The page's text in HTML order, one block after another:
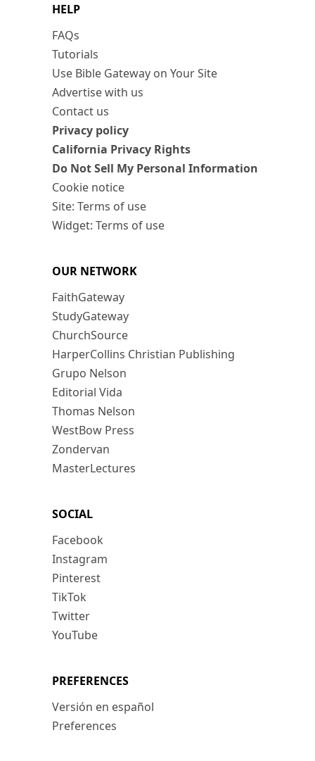
HELP
FAQs
Tutorials
Use Bible Gateway on Your Site
Advertise with us
Contact us
Privacy policy
California Privacy Rights
Do Not Sell My Personal Information
Cookie notice
Site: Terms of use
Widget: Terms of use
OUR NETWORK
FaithGateway
StudyGateway
ChurchSource
HarperCollins Christian Publishing
Grupo Nelson
Editorial Vida
Thomas Nelson
WestBow Press
Zondervan
MasterLectures
SOCIAL
Facebook
Instagram
Pinterest
TikTok
Twitter
YouTube
PREFERENCES
Versión en español
Preferences